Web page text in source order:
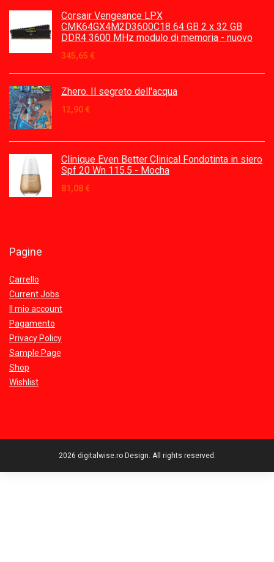
Corsair Vengeance LPX
CMK64GX4M2D3600C18 64 GB 2 x 32 GB
DDR4 3600 MHz modulo di memoria - nuovo
345,65 €
Zhero. Il segreto dell'acqua
12,90 €
Clinique Even Better Clinical Fondotinta in siero
Spf 20 Wn 115.5 - Mocha
81,08 €
Pagine
Carrello
Current Jobs
Il mio account
Pagamento
Privacy Policy
Sample Page
Shop
Wishlist
2026 digitalwise.ro Design. All rights reserved.